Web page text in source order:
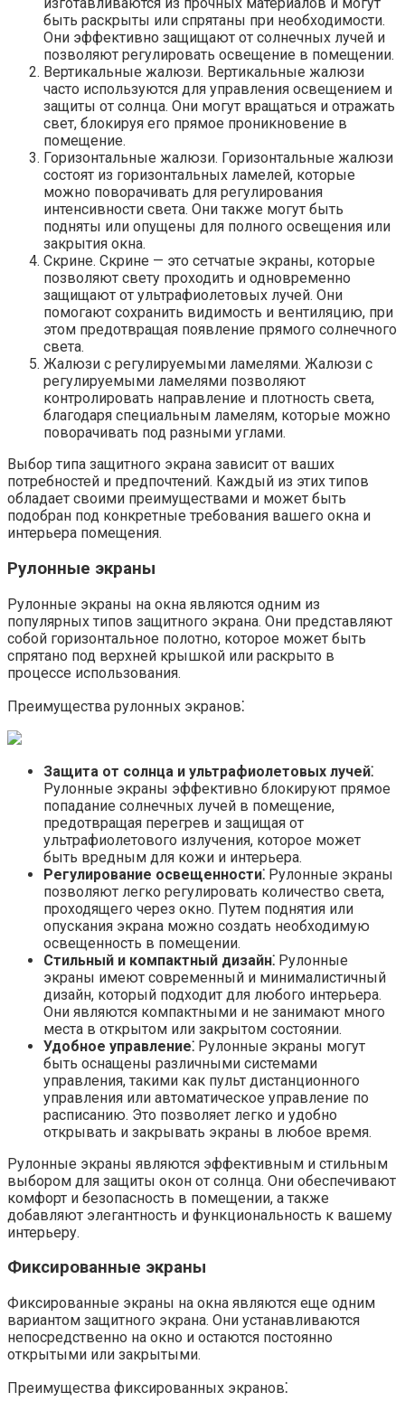
изготавливаются из прочных материалов и могут
быть раскрыты или спрятаны при необходимости.​
Они эффективно защищают от солнечных лучей и
позволяют регулировать освещение в помещении.​
Вертикальные жалюзи.​ Вертикальные жалюзи
часто используются для управления освещением и
защиты от солнца.​ Они могут вращаться и отражать
свет, блокируя его прямое проникновение в
помещение.
Горизонтальные жалюзи.​ Горизонтальные жалюзи
состоят из горизонтальных ламелей, которые
можно поворачивать для регулирования
интенсивности света.​ Они также могут быть
подняты или опущены для полного освещения или
закрытия окна.
Скрине.​ Скрине — это сетчатые экраны, которые
позволяют свету проходить и одновременно
защищают от ультрафиолетовых лучей.​ Они
помогают сохранить видимость и вентиляцию, при
этом предотвращая появление прямого солнечного
света.​
Жалюзи с регулируемыми ламелями.​ Жалюзи с
регулируемыми ламелями позволяют
контролировать направление и плотность света,
благодаря специальным ламелям, которые можно
поворачивать под разными углами.​
Выбор типа защитного экрана зависит от ваших
потребностей и предпочтений.​ Каждый из этих типов
обладает своими преимуществами и может быть
подобран под конкретные требования вашего окна и
интерьера помещения.​
Рулонные экраны
Рулонные экраны на окна являются одним из
популярных типов защитного экрана.​ Они представляют
собой горизонтальное полотно, которое может быть
спрятано под верхней крышкой или раскрыто в
процессе использования.​
Преимущества рулонных экранов⁚
Защита от солнца и ультрафиолетовых лучей⁚
Рулонные экраны эффективно блокируют прямое
попадание солнечных лучей в помещение,
предотвращая перегрев и защищая от
ультрафиолетового излучения, которое может
быть вредным для кожи и интерьера.
Регулирование освещенности⁚ Рулонные экраны
позволяют легко регулировать количество света,
проходящего через окно.​ Путем поднятия или
опускания экрана можно создать необходимую
освещенность в помещении.​
Стильный и компактный дизайн⁚ Рулонные
экраны имеют современный и минималистичный
дизайн, который подходит для любого интерьера.​
Они являются компактными и не занимают много
места в открытом или закрытом состоянии.​
Удобное управление⁚ Рулонные экраны могут
быть оснащены различными системами
управления, такими как пульт дистанционного
управления или автоматическое управление по
расписанию.​ Это позволяет легко и удобно
открывать и закрывать экраны в любое время.​
Рулонные экраны являются эффективным и стильным
выбором для защиты окон от солнца.​ Они обеспечивают
комфорт и безопасность в помещении, а также
добавляют элегантность и функциональность к вашему
интерьеру.​
Фиксированные экраны
Фиксированные экраны на окна являются еще одним
вариантом защитного экрана.​ Они устанавливаются
непосредственно на окно и остаются постоянно
открытыми или закрытыми.
Преимущества фиксированных экранов⁚